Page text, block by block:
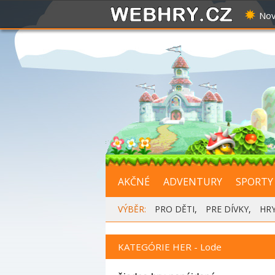
AKČNÉ ADVENTURY SPORTY
VÝBĚR: PRO DĚTI, PRE DÍVKY,
KATEGÓRIE HER - Lode